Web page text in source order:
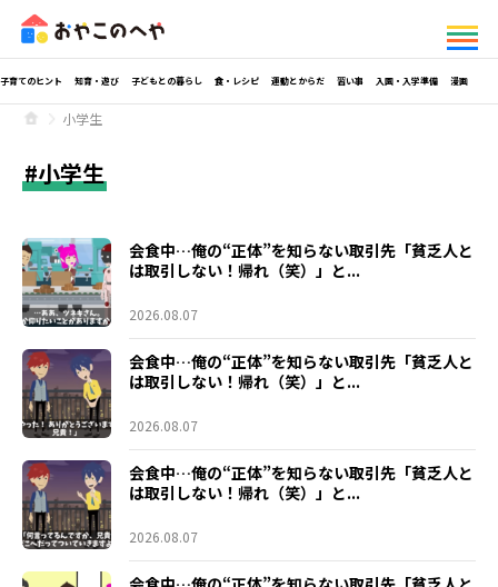
子育てのヒント 知育・遊び 子どもとの暮らし 食・レシピ 運動とからだ 習い事 入園・入学準備 漫画
小学生
小学生
会食中…俺の“正体”を知らない取引先「貧乏人と
は取引しない！帰れ（笑）」と...
2026.08.07
会食中…俺の“正体”を知らない取引先「貧乏人と
は取引しない！帰れ（笑）」と...
2026.08.07
会食中…俺の“正体”を知らない取引先「貧乏人と
は取引しない！帰れ（笑）」と...
2026.08.07